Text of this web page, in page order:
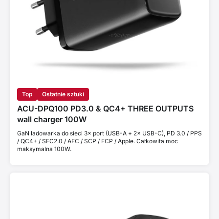
Top Ostatnie sztuki
ACU-DPQ100 PD3.0 & QC4+ THREE OUTPUTS
wall charger 100W
GaN ładowarka do sieci 3× port (USB-A + 2× USB-C), PD 3.0 / PPS
/ QC4+ / SFC2.0 / AFC / SCP / FCP / Apple. Całkowita moc
maksymalna 100W.